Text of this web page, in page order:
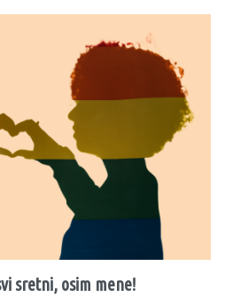
sretni, osim mene!